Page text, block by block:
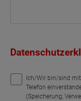
Ich/Wir bin/sind
Telefon
(Speicherung,